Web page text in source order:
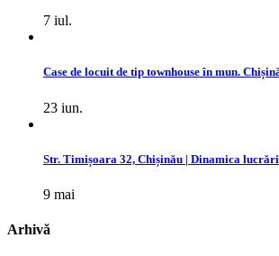
7 iul.
Case de locuit de tip townhouse în mun.
23 iun.
Str. Timișoara 32, Chișinău | Dinamica
9 mai
Arhivă